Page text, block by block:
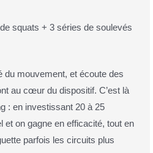
squats + 3 séries de soulevés
du mouvement, et écoute des
au cœur du dispositif. C’est là
: en investissant 20 à 25
et on gagne en efficacité, tout en
parfois les circuits plus